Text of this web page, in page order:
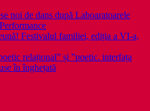
noi de dans după Laboaratoarele
Festivalul familiei, ediția a VI-a,
relațional” și ”poetic. interfața
în înghețată